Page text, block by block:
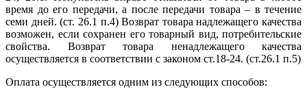
время до его передачи, а после передачи товара – в течение
семи дней. (ст. 26.1 п.4) Возврат товара надлежащего качества
возможен, если сохранен его товарный вид, потребительские
свойства. Возврат товара ненадлежащего качества
осуществляется в соответствии с законом ст.18-24. (ст.26.1 п.5)
Оплата осуществляется одним из следующих способов: